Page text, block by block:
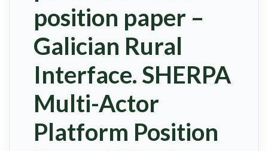
position paper –
Galician Rural
Interface. SHERPA
Multi-Actor
Platform Position